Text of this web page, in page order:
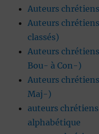
Auteurs
Auteurs
classés)
Auteurs
Bou- à Con-)
Auteurs
Maj-)
auteurs
alphabétique